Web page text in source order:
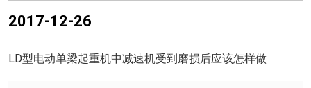
2017-12-26
LD型电动单梁起重机中减速机受到磨损后应该怎样做